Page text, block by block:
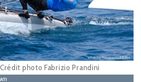
photo Fabrizio Prandini